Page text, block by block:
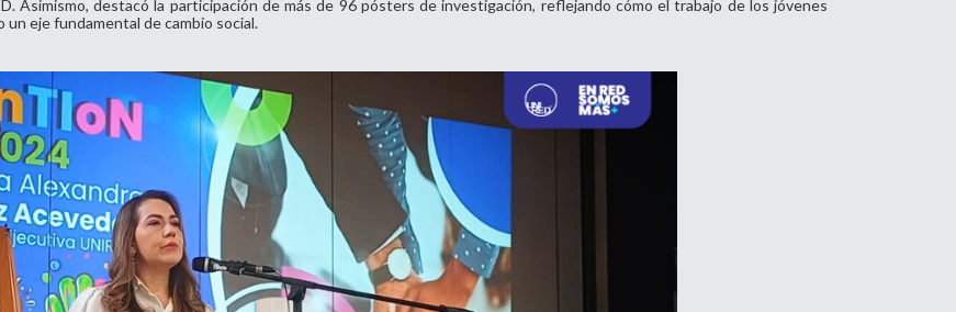
Asimismo, destacó la participación de más de 96 pósters de investigación, reflejando cómo el trabajo de los jóvenes
eje fundamental de cambio social.